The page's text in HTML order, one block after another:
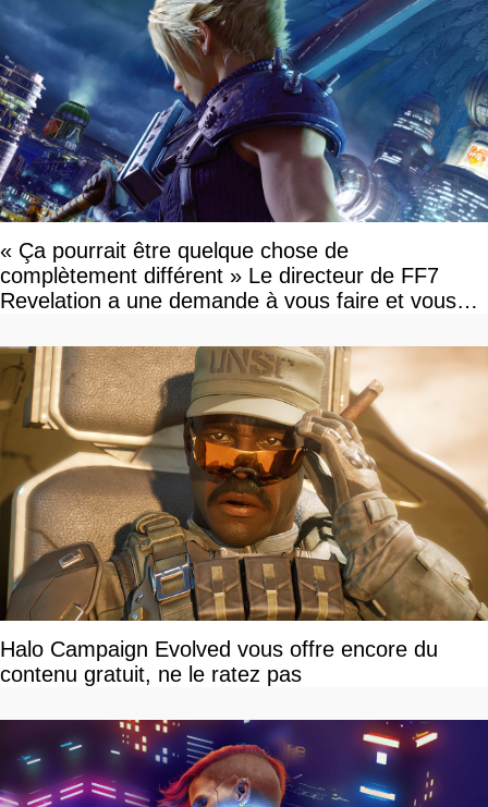
« Ça pourrait être quelque chose de
complètement différent » Le directeur de FF7
Revelation a une demande à vous faire et vous
Halo Campaign Evolved vous offre encore du
contenu gratuit, ne le ratez pas